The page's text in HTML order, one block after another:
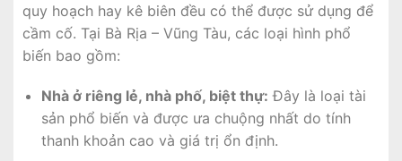
quy hoạch hay kê biên đều có thể được sử dụng để
cầm cố. Tại Bà Rịa – Vũng Tàu, các loại hình phổ
biến bao gồm:
Nhà ở riêng lẻ, nhà phố, biệt thự: Đây là loại tài
sản phổ biến và được ưa chuộng nhất do tính
thanh khoản cao và giá trị ổn định.